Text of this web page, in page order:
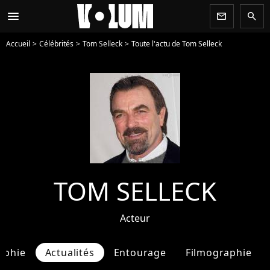
menu newsletter search
Accueil Célébrités Tom Selleck Toute l'actu de Tom Selleck
TOM SELLECK
Acteur
Actualités Entourage Filmographie